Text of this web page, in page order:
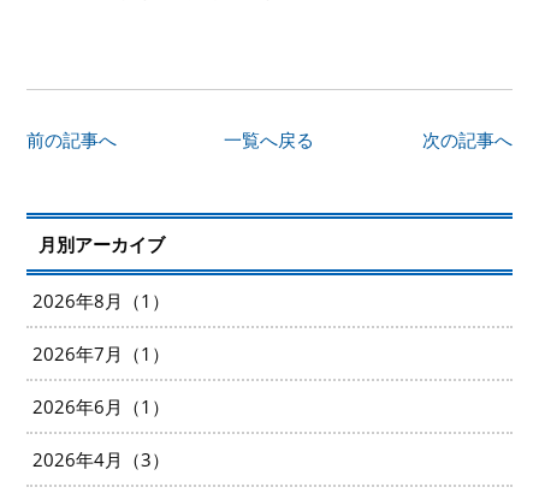
前の記事へ 一覧へ戻る 次の記事へ
月別アーカイブ
2026年8月（1）
2026年7月（1）
2026年6月（1）
2026年4月（3）